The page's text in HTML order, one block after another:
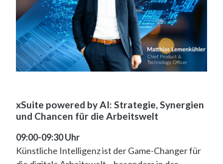
xSuite powered by AI: Strategie, Synergien
und Chancen für die Arbeitswelt
09:00-09:30 Uhr
Künstliche Intelligenz ist der Game-Changer für